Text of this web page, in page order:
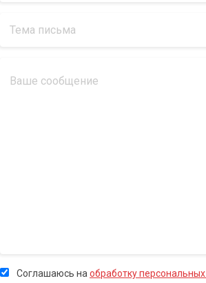
Соглашаюсь на обработку